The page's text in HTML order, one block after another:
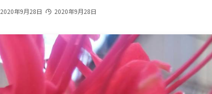
2020年9月28日 2020年9月28日